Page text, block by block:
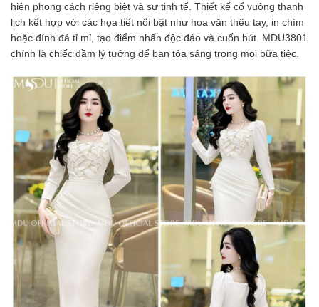
hiện phong cách riêng biệt và sự tinh tế. Thiết kế cổ vuông thanh
lịch kết hợp với các họa tiết nổi bật như hoa văn thêu tay, in chìm
hoặc đính đá tỉ mỉ, tạo điểm nhấn độc đáo và cuốn hút. MDU3801
chính là chiếc đầm lý tưởng để bạn tỏa sáng trong mọi bữa tiệc.